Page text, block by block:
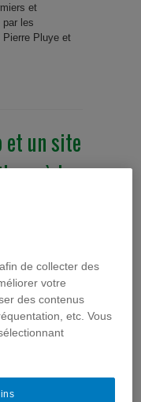
et
par les
Pierre Pluye et
et un site
à la
les
santé,
d'interventions
sexuelles
de collecter des
votre
des contenus
etc. Vous